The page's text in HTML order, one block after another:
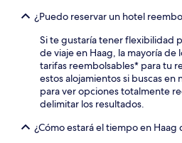
¿Puedo reservar un hotel
Si te gustaría tener flexibilidad
de viaje en Haag, la mayoría de
tarifas reembolsables* para tu
estos alojamientos si buscas en
para ver opciones totalmente
delimitar los resultados.
¿Cómo estará el tiempo en Haag